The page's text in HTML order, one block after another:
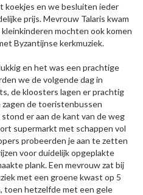
koekjes en we besluiten ieder
prijs. Mevrouw Talaris kwam
mochten ook komen
Byzantijnse kerkmuziek.
en het was een prachtige
we de volgende dag in
de kloosters lagen er prachtig
de toeristenbussen
er aan de kant van de weg
supermarkt met schappen vol
probeerden je aan te zetten
voor duidelijk opgeplakte
plank. Een mevrouw zat bij
met een groene kwast op 5
toen hetzelfde met een gele